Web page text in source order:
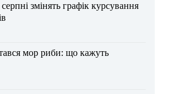
змінять графік курсування
мор риби: що кажуть